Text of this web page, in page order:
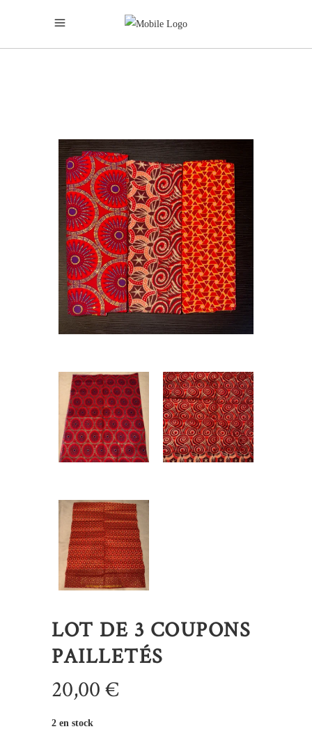
LOT DE 3 COUPONS
PAILLETÉS
20,00€
2 en stock